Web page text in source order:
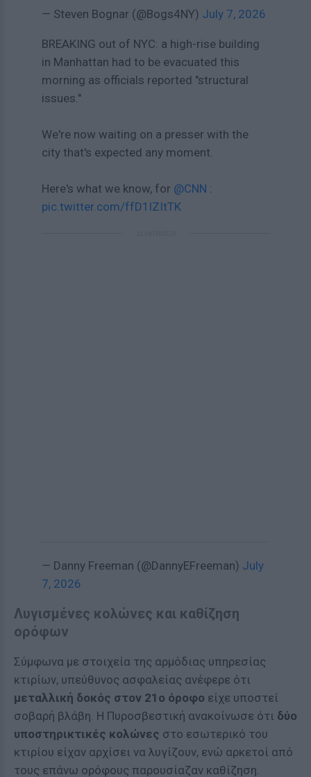
— Steven Bognar (@Bogs4NY) July 7, 2026
BREAKING out of NYC: a high-rise building
in Manhattan had to be evacuated this
morning as officials reported "structural
issues."
We're now waiting on a presser with the
city that's expected any moment.
Here's what we know, for @CNN :
pic.twitter.com/ffD1lZItTK
— Danny Freeman (@DannyEFreeman) July
7, 2026
Λυγισμένες κολώνες και καθίζηση
ορόφων
Σύμφωνα με στοιχεία της αρμόδιας υπηρεσίας
κτιρίων, υπεύθυνος ασφαλείας ανέφερε ότι
μεταλλική δοκός στον 21ο όροφο είχε υποστεί
σοβαρή βλάβη. Η Πυροσβεστική ανακοίνωσε ότι δύο
υποστηρικτικές κολώνες στο εσωτερικό του
κτιρίου είχαν αρχίσει να λυγίζουν, ενώ αρκετοί από
τους επάνω ορόφους παρουσίαζαν καθίζηση.